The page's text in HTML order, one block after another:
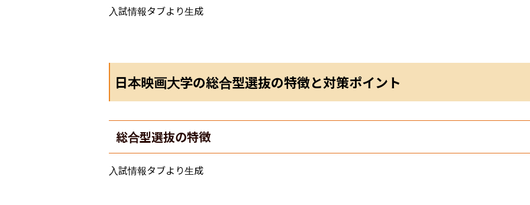
入試情報タブより生成
日本映画大学の総合型選抜の特徴と対策ポイント
総合型選抜の特徴
入試情報タブより生成